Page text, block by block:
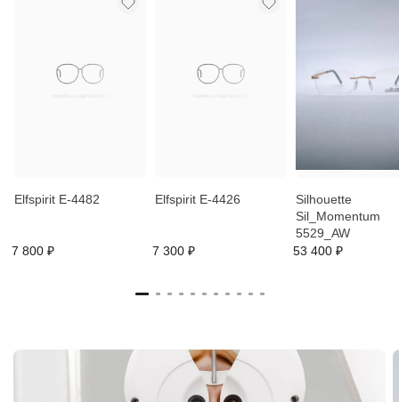
Elfspirit E-4482
7 800 ₽
Elfspirit E-4426
7 300 ₽
Silhouette
Sil_Momentum
5529_AW
53 400 ₽